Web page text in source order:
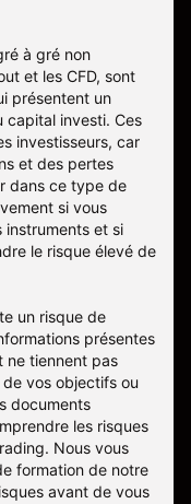
à gré non
et les CFD, sont
présentent un
capital investi. Ces
investisseurs, car
et des pertes
dans ce type de
si vous
instruments et si
le risque élevé de
un risque de
présentes
ne tiennent pas
vos objectifs ou
documents
les risques
Nous vous
formation de notre
avant de vous